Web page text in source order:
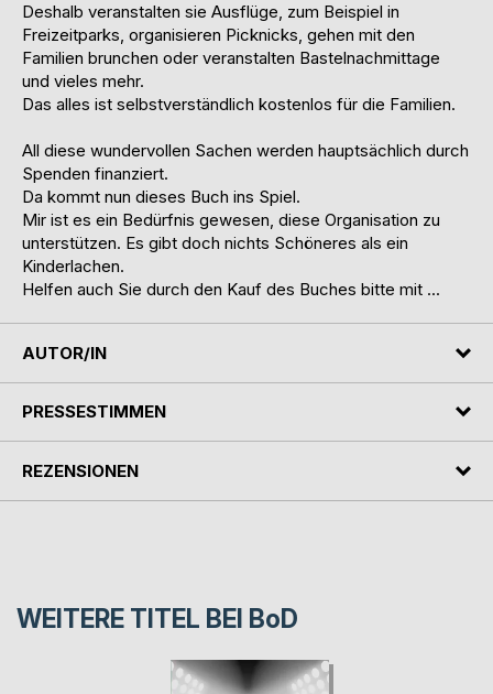
Deshalb veranstalten sie Ausflüge, zum Beispiel in
Freizeitparks, organisieren Picknicks, gehen mit den
Familien brunchen oder veranstalten Bastelnachmittage
und vieles mehr.
Das alles ist selbstverständlich kostenlos für die Familien.
All diese wundervollen Sachen werden hauptsächlich durch
Spenden finanziert.
Da kommt nun dieses Buch ins Spiel.
Mir ist es ein Bedürfnis gewesen, diese Organisation zu
unterstützen. Es gibt doch nichts Schöneres als ein
Kinderlachen.
Helfen auch Sie durch den Kauf des Buches bitte mit ...
AUTOR/IN
PRESSESTIMMEN
REZENSIONEN
WEITERE TITEL BEI BoD